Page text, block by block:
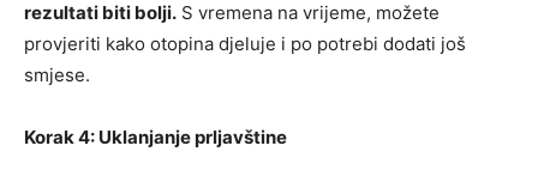
rezultati biti bolji. S vremena na vrijeme, možete
provjeriti kako otopina djeluje i po potrebi dodati još
smjese.
Korak 4: Uklanjanje prljavštine